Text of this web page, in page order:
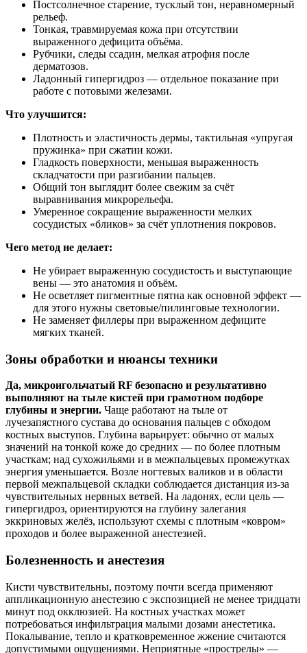
Постсолнечное старение, тусклый тон, неравномерный
рельеф.
Тонкая, травмируемая кожа при отсутствии
выраженного дефицита объёма.
Рубчики, следы ссадин, мелкая атрофия после
дерматозов.
Ладонный гипергидроз — отдельное показание при
работе с потовыми железами.
Что улучшится:
Плотность и эластичность дермы, тактильная «упругая
пружинка» при сжатии кожи.
Гладкость поверхности, меньшая выраженность
складчатости при разгибании пальцев.
Общий тон выглядит более свежим за счёт
выравнивания микрорельефа.
Умеренное сокращение выраженности мелких
сосудистых «бликов» за счёт уплотнения покровов.
Чего метод не делает:
Не убирает выраженную сосудистость и выступающие
вены — это анатомия и объём.
Не осветляет пигментные пятна как основной эффект —
для этого нужны световые/пилинговые технологии.
Не заменяет филлеры при выраженном дефиците
мягких тканей.
Зоны обработки и нюансы техники
Да, микроигольчатый RF безопасно и результативно
выполняют на тыле кистей при грамотном подборе
глубины и энергии. Чаще работают на тыле от
лучезапястного сустава до основания пальцев с обходом
костных выступов. Глубина варьирует: обычно от малых
значений на тонкой коже до средних — по более плотным
участкам; над сухожильями и в межпальцевых промежутках
энергия уменьшается. Возле ногтевых валиков и в области
первой межпальцевой складки соблюдается дистанция из‑за
чувствительных нервных ветвей. На ладонях, если цель —
гипергидроз, ориентируются на глубину залегания
эккриновых желёз, используют схемы с плотным «ковром»
проходов и более выраженной анестезией.
Болезненность и анестезия
Кисти чувствительны, поэтому почти всегда применяют
аппликационную анестезию с экспозицией не менее тридцати
минут под окклюзией. На костных участках может
потребоваться инфильтрация малыми дозами анестетика.
Покалывание, тепло и кратковременное жжение считаются
допустимыми ощущениями. Неприятные «прострелы» —